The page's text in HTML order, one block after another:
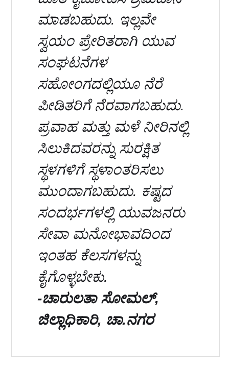
ಮಾಡಬಹುದು. ಇಲ್ಲವೇ
ಸ್ವಯಂ ಪ್ರೇರಿತರಾಗಿ ಯುವ
ಸಂಘಟನೆಗಳ
ಸಹೋಂಗದಲ್ಲಿಯೂ ನೆರೆ
ಪೀಡಿತರಿಗೆ ನೆರವಾಗಬಹುದು.
ಪ್ರವಾಹ ಮತ್ತು ಮಳೆ ನೀರಿನಲ್ಲಿ
ಸಿಲುಕಿದವರನ್ನು ಸುರಕ್ಷಿತ
ಸ್ಥಳಗಳಿಗೆ ಸ್ಥಳಾಂತರಿಸಲು
ಮುಂದಾಗಬಹುದು. ಕಷ್ಟದ
ಸಂದರ್ಭಗಳಲ್ಲಿ ಯುವಜನರು
ಸೇವಾ ಮನೋಭಾವದಿಂದ
ಇಂತಹ ಕೆಲಸಗಳನ್ನು
ಕೈಗೊಳ್ಳಬೇಕು.
-ಚಾರುಲತಾ ಸೋಮಲ್,
ಜಿಲ್ಲಾಧಿಕಾರಿ, ಚಾ.ನಗರ